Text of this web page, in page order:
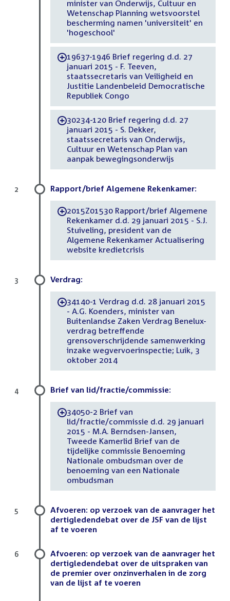
minister van Onderwijs, Cultuur en
Wetenschap Planning wetsvoorstel
bescherming namen 'universiteit' en
'hogeschool'
-19637-1946 Brief regering d.d. 27
januari 2015 - F. Teeven,
staatssecretaris van Veiligheid en
Justitie Landenbeleid Democratische
Republiek Congo
-30234-120 Brief regering d.d. 27
januari 2015 - S. Dekker,
staatssecretaris van Onderwijs,
Cultuur en Wetenschap Plan van
aanpak bewegingsonderwijs
Rapport/brief Algemene Rekenkamer:
-2015Z01530 Rapport/brief Algemene
Rekenkamer d.d. 29 januari 2015 - S.J.
Stuiveling, president van de
Algemene Rekenkamer Actualisering
website kredietcrisis
2
Verdrag:
-34140-1 Verdrag d.d. 28 januari 2015
- A.G. Koenders, minister van
Buitenlandse Zaken Verdrag Benelux-
verdrag betreffende
grensoverschrijdende samenwerking
inzake wegvervoerinspectie; Luik, 3
oktober 2014
3
Brief van lid/fractie/commissie:
-34050-2 Brief van
lid/fractie/commissie d.d. 29 januari
2015 - M.A. Berndsen-Jansen,
Tweede Kamerlid Brief van de
tijdelijke commissie Benoeming
Nationale ombudsman over de
benoeming van een Nationale
ombudsman
4
Afvoeren: op verzoek van de aanvrager het
dertigledendebat over de JSF van de lijst
af te voeren
5
Afvoeren: op verzoek van de aanvrager het
dertigledendebat over de uitspraken van
de premier over onzinverhalen in de zorg
van de lijst af te voeren
6